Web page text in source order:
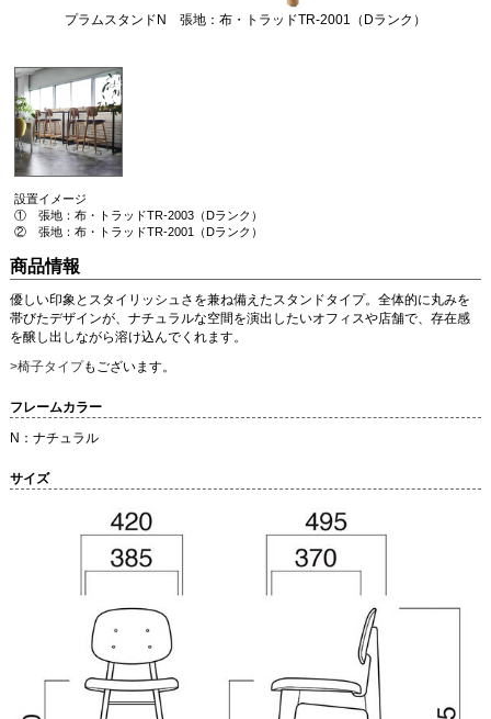
プラムスタンドN 張地：布・トラッドTR-2001（Dランク）
設置イメージ
① 張地：布・トラッドTR-2003（Dランク）
② 張地：布・トラッドTR-2001（Dランク）
商品情報
優しい印象とスタイリッシュさを兼ね備えたスタンドタイプ。全体的に丸みを
帯びたデザインが、ナチュラルな空間を演出したいオフィスや店舗で、存在感
を醸し出しながら溶け込んでくれます。
>椅子タイプもございます。
フレームカラー
N：ナチュラル
サイズ